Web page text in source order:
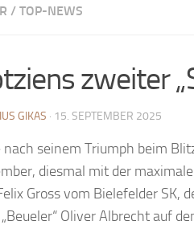
/ TOP-NEWS
zweiter
GIKAS · 15. SEPTEMBER 2025
nach seinem Triumph beim
diesmal mit der
Gross vom Bielefelder SK,
Oliver Albrecht auf